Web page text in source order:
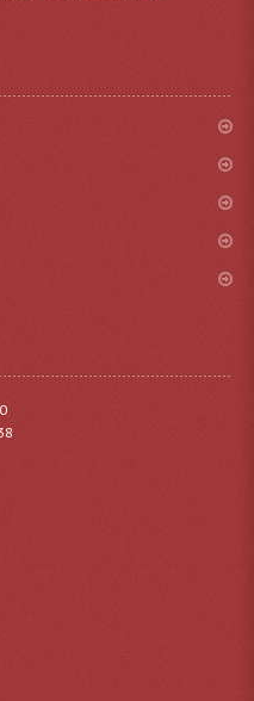
Ear Monitoring
& Consoles